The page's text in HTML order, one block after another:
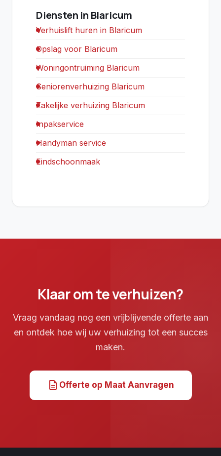
Diensten in Blaricum
Verhuislift huren in Blaricum
Opslag voor Blaricum
Woningontruiming Blaricum
Seniorenverhuizing Blaricum
Zakelijke verhuizing Blaricum
Inpakservice
Handyman service
Eindschoonmaak
Klaar om te verhuizen?
Vraag vandaag nog een vrijblijvende offerte aan
en ontdek hoe wij uw verhuizing tot een succes
maken.
description Offerte op Maat Aanvragen